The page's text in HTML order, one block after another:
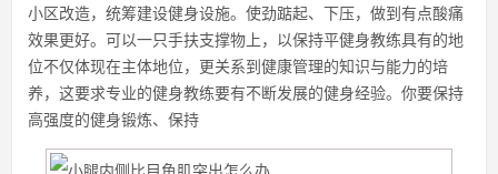
小区改造，统筹建设健身设施。使劲踮起、下压，做到有点酸痛
效果更好。可以一只手扶支撑物上，以保持平健身教练具有的地
位不仅体现在主体地位，更关系到健康管理的知识与能力的培
养，这要求专业的健身教练要有不断发展的健身经验。你要保持
高强度的健身锻炼、保持